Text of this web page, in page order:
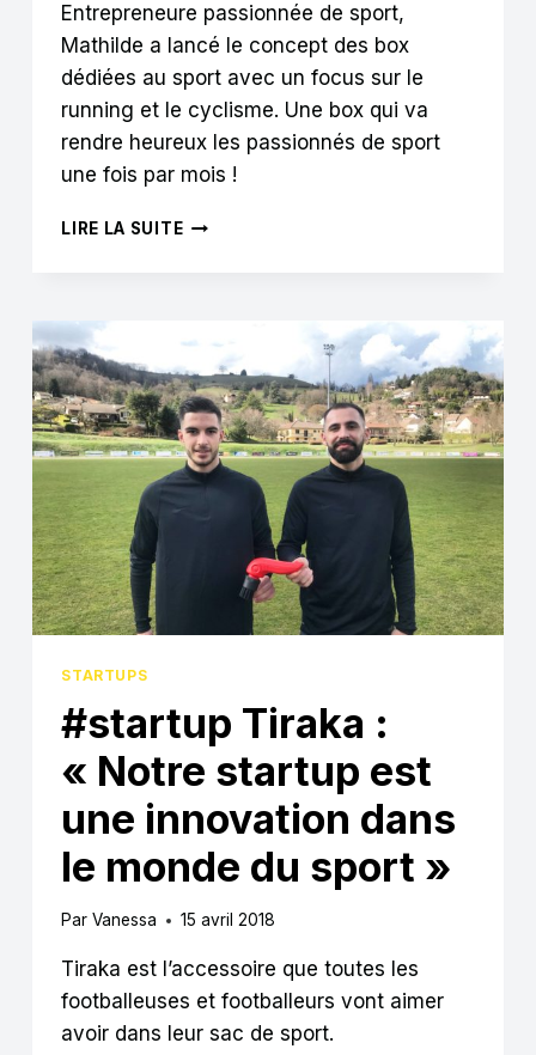
Entrepreneure passionnée de sport,
Mathilde a lancé le concept des box
dédiées au sport avec un focus sur le
running et le cyclisme. Une box qui va
rendre heureux les passionnés de sport
une fois par mois !
LIRE LA SUITEATHLETES
COMMUNAUTÉS
SPORTIVES
QUI
AU
DELÀ
DE
PARTAGENT
PASSION
RUNNING »
STARTUPS
#startup Tiraka :
« Notre startup est
une innovation dans
le monde du sport »
Par Vanessa 15 avril 2018
Tiraka est l’accessoire que toutes les
footballeuses et footballeurs vont aimer
avoir dans leur sac de sport.